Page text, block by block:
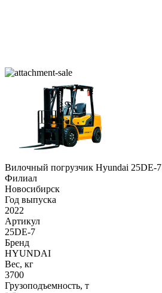
Вилочный погрузчик Hyundai 25DE-7
Филиал
Новосибирск
Год выпуска
2022
Артикул
25DE-7
Бренд
HYUNDAI
Вес, кг
3700
Грузоподъемность, т